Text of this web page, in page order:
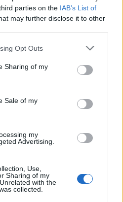
parties on the IAB’s List of
may further disclose it to other
Opt Outs
Sharing of my
Sale of my
my
Advertising.
Use,
Sharing of my
with the
collected.